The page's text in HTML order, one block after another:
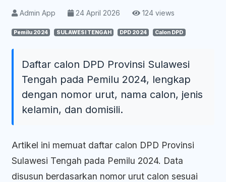
Admin App 24 April 2026 124 views
Pemilu 2024 SULAWESI TENGAH DPD 2024 Calon DPD
Daftar calon DPD Provinsi Sulawesi
Tengah pada Pemilu 2024, lengkap
dengan nomor urut, nama calon, jenis
kelamin, dan domisili.
Artikel ini memuat daftar calon DPD Provinsi
Sulawesi Tengah pada Pemilu 2024. Data
disusun berdasarkan nomor urut calon sesuai